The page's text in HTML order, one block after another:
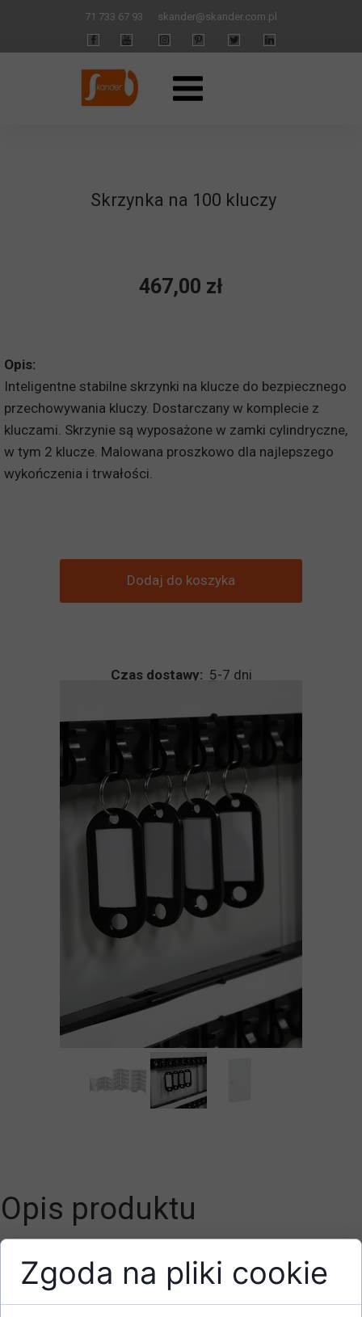
71 733 67 93 skander@skander.com.pl
Skrzynka na 100 kluczy
467,00 zł
Opis:
Inteligentne stabilne skrzynki na klucze do bezpiecznego
przechowywania kluczy. Dostarczany w komplecie z
kluczami. Skrzynie są wyposażone w zamki cylindryczne,
w tym 2 klucze. Malowana proszkowo dla najlepszego
wykończenia i trwałości.
Dodaj do koszyka
Czas dostawy: 5-7 dni
Opis produktu
Wysokość mm: 650
Głębokość mm: 70
Szerokość mm: 350
Zgoda na pliki cookie